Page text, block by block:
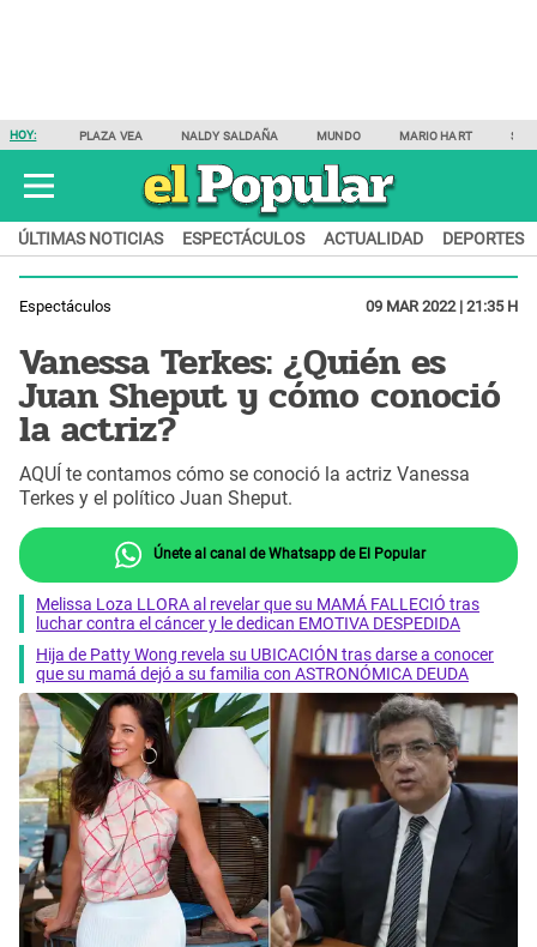
HOY: PLAZA VEA NALDY SALDAÑA MUNDO MARIO HART
ÚLTIMAS NOTICIAS ESPECTÁCULOS ACTUALIDAD DEPORTES
Espectáculos 09 MAR 2022 | 21:35 H
Vanessa Terkes: ¿Quién es
Juan Sheput y cómo conoció
la actriz?
AQUÍ te contamos cómo se conoció la actriz Vanessa
Terkes y el político Juan Sheput.
Únete al canal de Whatsapp de El Popular
Melissa Loza LLORA al revelar que su MAMÁ FALLECIÓ tras
luchar contra el cáncer y le dedican EMOTIVA DESPEDIDA
Hija de Patty Wong revela su UBICACIÓN tras darse a conocer
que su mamá dejó a su familia con ASTRONÓMICA DEUDA